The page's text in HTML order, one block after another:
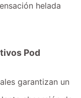
helada
Pod
garantizan un